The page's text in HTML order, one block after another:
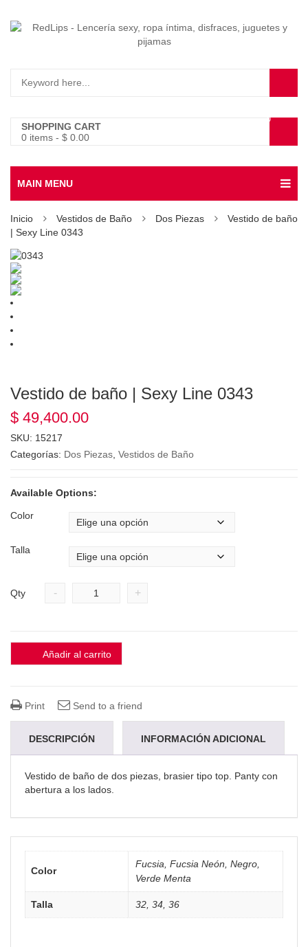
SHOPPING CART
0 items - $ 0.00
0
MAIN MENU
Inicio Vestidos de Baño Dos Piezas
Vestido de baño
| Sexy Line 0343
Vestido de baño | Sexy Line 0343
$ 49,400.00
SKU: 15217
Categorías: Dos Piezas Vestidos de Baño
Available Options:
Color
Talla
Qty - +
Añadir al carrito
Print Send to a friend
DESCRIPCIÓN INFORMACIÓN ADICIONAL
VALORACIONES (0)
Vestido de baño de dos piezas, brasier tipo top. Panty con
abertura a los lados.
Color
Fucsia, Fucsia Neón, Negro,
Verde Menta
Talla 32, 34, 36